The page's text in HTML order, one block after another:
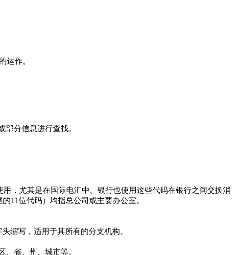
运作。
分信息进行查找。
，尤其是在国际电汇中。银行也使用这些代码在银行之间交换消
11位代码）均指总公司或主要办公室。
缩写，适用于其所有的分支机构。
省、州、城市等。